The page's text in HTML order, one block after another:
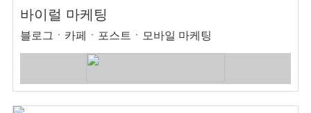
바이럴 마케팅
블로그ㆍ카페ㆍ포스트ㆍ모바일 마케팅